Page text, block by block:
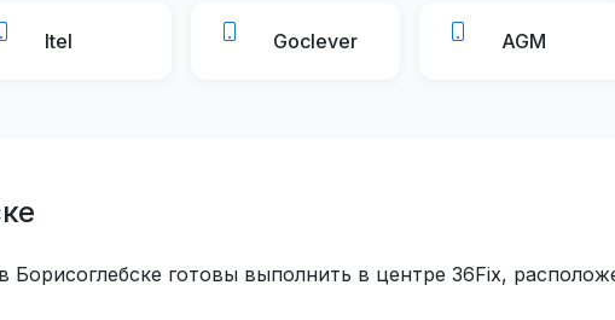
Itel Goclever AGM
готовы выполнить в центре 36Fix,